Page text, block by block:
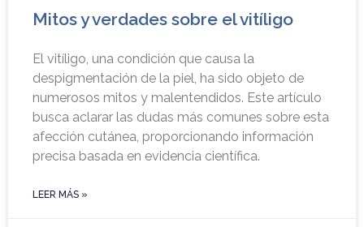
Mitos y verdades sobre el vitíligo
El vitíligo, una condición que causa la
despigmentación de la piel, ha sido objeto de
numerosos mitos y malentendidos. Este artículo
busca aclarar las dudas más comunes sobre esta
afección cutánea, proporcionando información
precisa basada en evidencia científica.
LEER MÁS »